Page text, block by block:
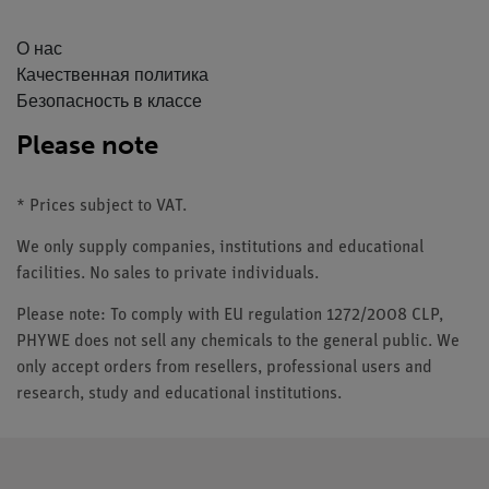
О нас
Качественная политика
Безопасность в классе
Please note
* Prices subject to VAT.
We only supply companies, institutions and educational
facilities. No sales to private individuals.
Please note: To comply with EU regulation 1272/2008 CLP,
PHYWE does not sell any chemicals to the general public. We
only accept orders from resellers, professional users and
research, study and educational institutions.